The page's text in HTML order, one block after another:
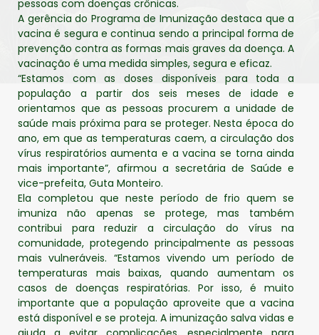
pessoas com doenças crônicas.
A gerência do Programa de Imunização destaca que a
vacina é segura e continua sendo a principal forma de
prevenção contra as formas mais graves da doença. A
vacinação é uma medida simples, segura e eficaz.
“Estamos com as doses disponíveis para toda a
população a partir dos seis meses de idade e
orientamos que as pessoas procurem a unidade de
saúde mais próxima para se proteger. Nesta época do
ano, em que as temperaturas caem, a circulação dos
vírus respiratórios aumenta e a vacina se torna ainda
mais importante”, afirmou a secretária de Saúde e
vice-prefeita, Guta Monteiro.
Ela completou que neste período de frio quem se
imuniza não apenas se protege, mas também
contribui para reduzir a circulação do vírus na
comunidade, protegendo principalmente as pessoas
mais vulneráveis. “Estamos vivendo um período de
temperaturas mais baixas, quando aumentam os
casos de doenças respiratórias. Por isso, é muito
importante que a população aproveite que a vacina
está disponível e se proteja. A imunização salva vidas e